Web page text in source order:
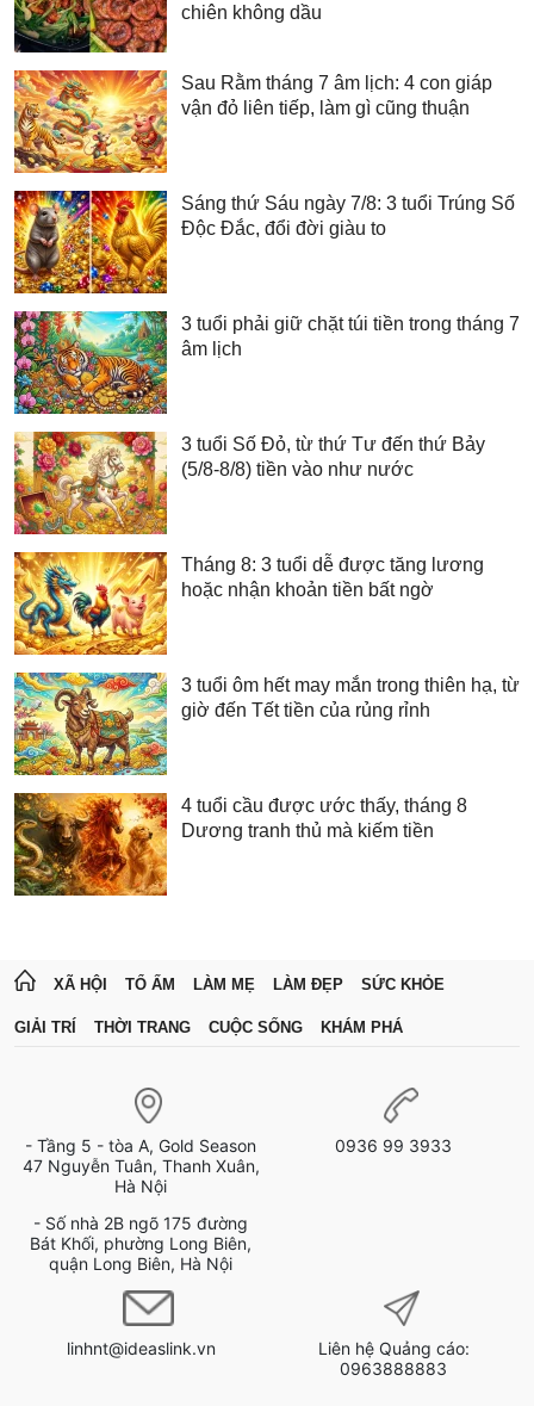
chiên không dầu
Sau Rằm tháng 7 âm lịch: 4 con giáp
vận đỏ liên tiếp, làm gì cũng thuận
Sáng thứ Sáu ngày 7/8: 3 tuổi Trúng Số
Độc Đắc, đổi đời giàu to
3 tuổi phải giữ chặt túi tiền trong tháng 7
âm lịch
3 tuổi Số Đỏ, từ thứ Tư đến thứ Bảy
(5/8-8/8) tiền vào như nước
Tháng 8: 3 tuổi dễ được tăng lương
hoặc nhận khoản tiền bất ngờ
3 tuổi ôm hết may mắn trong thiên hạ, từ
giờ đến Tết tiền của rủng rỉnh
4 tuổi cầu được ước thấy, tháng 8
Dương tranh thủ mà kiếm tiền
XÃ HỘI TỔ ẤM LÀM MẸ LÀM ĐẸP SỨC KHỎE
GIẢI TRÍ THỜI TRANG CUỘC SỐNG KHÁM PHÁ
- Tầng 5 - tòa A, Gold Season
47 Nguyễn Tuân, Thanh Xuân,
Hà Nội
- Số nhà 2B ngõ 175 đường
Bát Khối, phường Long Biên,
quận Long Biên, Hà Nội
0936 99 3933
linhnt@ideaslink.vn
Liên hệ Quảng cáo:
0963888883